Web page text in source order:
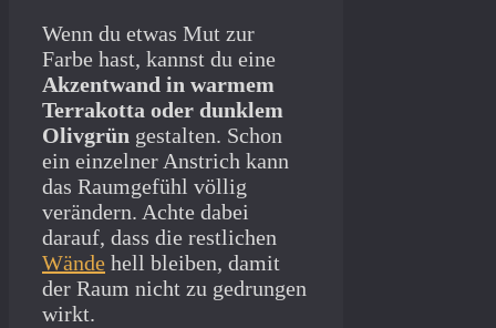
Wenn du etwas Mut zur
Farbe hast, kannst du eine
Akzentwand in warmem
Terrakotta oder dunklem
Olivgrün gestalten. Schon
ein einzelner Anstrich kann
das Raumgefühl völlig
verändern. Achte dabei
darauf, dass die restlichen
Wände hell bleiben, damit
der Raum nicht zu gedrungen
wirkt.